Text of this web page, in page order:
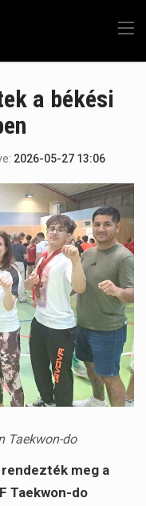
a békési
2026-05-27 13:06
Taekwon-do
meg a
Taekwon-do